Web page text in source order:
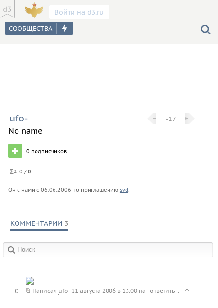
Войти на d3.ru
− -17 +
ufo-
No name
0 подписчиков
0 /0
Он с нами с 06.06.2006 по приглашению svd.
КОММЕНТАРИИ 3
Написал ufo- 11 августа 2006 в 13.00на · ответить .
0